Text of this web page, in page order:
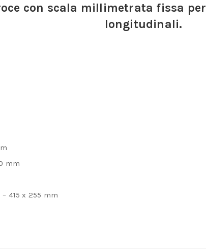
con scala millimetrata fissa
longitudinali.
mm
415 x 255 mm